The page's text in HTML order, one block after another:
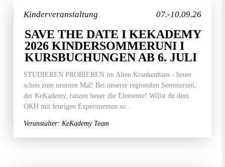
07.-10.09.26
Kinderveranstaltung
SAVE THE DATE I KEKADEMY
2026 KINDERSOMMERUNI I
KURSBUCHUNGEN AB 6. JULI
STUDIEREN PROBIEREN im Alten Krankenhaus - heuer
schon zum neunten Mal! Bei unserer regionalen Sommeruni,
der KeKademy, tanzen heuer die Elemente! Willst du dem
OKH mit feurigen Experimenten so...
Veranstalter: KeKademy Team